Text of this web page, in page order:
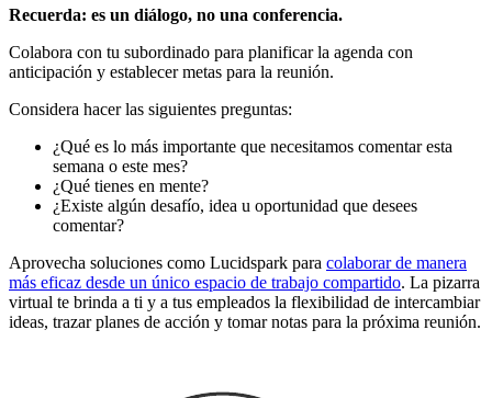
Recuerda: es un diálogo, no una conferencia.
Colabora con tu subordinado para planificar la agenda con
anticipación y establecer metas para la reunión.
Considera hacer las siguientes preguntas:
¿Qué es lo más importante que necesitamos comentar esta
semana o este mes?
¿Qué tienes en mente?
¿Existe algún desafío, idea u oportunidad que desees
comentar?
Aprovecha soluciones como Lucidspark para colaborar de manera
más eficaz desde un único espacio de trabajo compartido. La pizarra
virtual te brinda a ti y a tus empleados la flexibilidad de intercambiar
ideas, trazar planes de acción y tomar notas para la próxima reunión.